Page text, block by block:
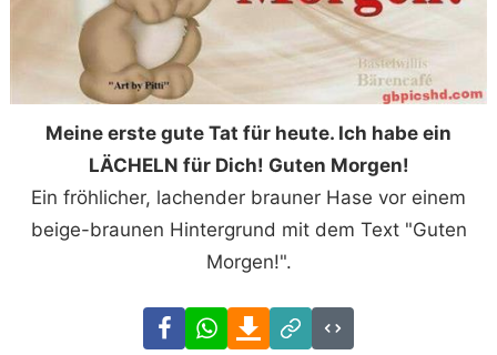
Meine erste gute Tat für heute. Ich habe ein
LÄCHELN für Dich! Guten Morgen!
Ein fröhlicher, lachender brauner Hase vor einem
beige-braunen Hintergrund mit dem Text "Guten
Morgen!".
FacebookWhatsAppDownload
Link
Code